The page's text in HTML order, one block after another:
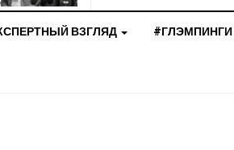
ВЗГЛЯД #ГЛЭМПИНГИ